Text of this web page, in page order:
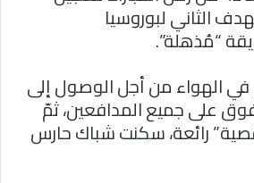
الثاني لبوروسيا
“مُذهلة”.
الهواء من أجل الوصول إلى
على جميع المدافعين، ثمّ
رائعة، سكنت شباك حارس